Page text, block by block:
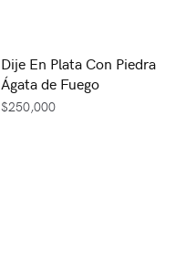
Dije En Plata Con Piedra
Ágata de Fuego
$250,000